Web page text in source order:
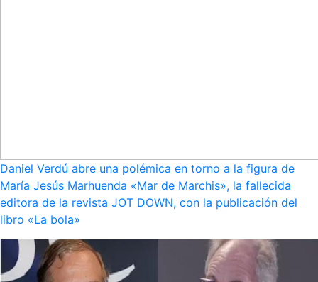
Daniel Verdú abre una polémica en torno a la figura de
María Jesús Marhuenda «Mar de Marchis», la fallecida
editora de la revista JOT DOWN, con la publicación del
libro «La bola»